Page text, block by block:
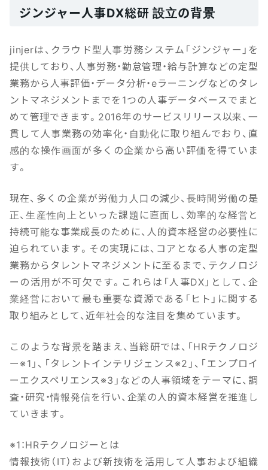
ジンジャー人事DX総研 設立の背景
jinjerは、クラウド型人事労務システム「ジンジャー」を
提供しており、人事労務・勤怠管理・給与計算などの定型
業務から人事評価・データ分析・eラーニングなどのタレ
ントマネジメントまでを1つの人事データベースでまと
めて管理できます。2016年のサービスリリース以来、一
貫して人事業務の効率化・自動化に取り組んでおり、直
感的な操作画面が多くの企業から高い評価を得ていま
す。
現在、多くの企業が労働力人口の減少、長時間労働の是
正、生産性向上といった課題に直面し、効率的な経営と
持続可能な事業成長のために、人的資本経営の必要性に
迫られています。その実現には、コアとなる人事の定型
業務からタレントマネジメントに至るまで、テクノロジ
ーの活用が不可欠です。これらは「人事DX」として、企
業経営において最も重要な資源である「ヒト」に関する
取り組みとして、近年社会的な注目を集めています。
このような背景を踏まえ、当総研では、「HRテクノロジ
ー※1」、「タレントインテリジェンス※2」、「エンプロイ
ーエクスペリエンス※3」などの人事領域をテーマに、調
査・研究・情報発信を行い、企業の人的資本経営を推進し
ていきます。
※1：HRテクノロジーとは
情報技術（IT）および新技術を活用して人事および組織